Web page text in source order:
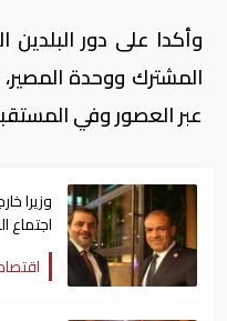
وأكدا على دور
المشترك ووحدة
عبر العصور وفي
وزيرا
اجتماع